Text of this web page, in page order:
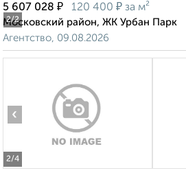
2/2
5 607 028 ₽ 120 400 ₽ за м²
Московский район, ЖК Урбан Парк
Агентство, 09.08.2026
2/4
‹